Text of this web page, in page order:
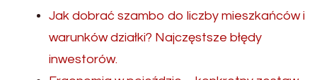
Jak dobrać szambo do liczby mieszkańców i
warunków działki? Najczęstsze błędy
inwestorów.